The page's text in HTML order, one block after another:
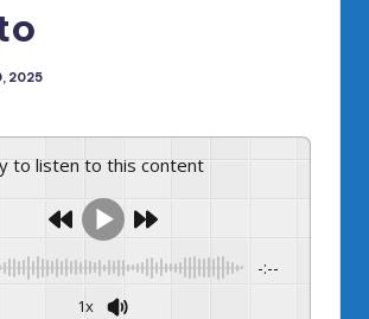
2025
to listen to this content
-:--
1x